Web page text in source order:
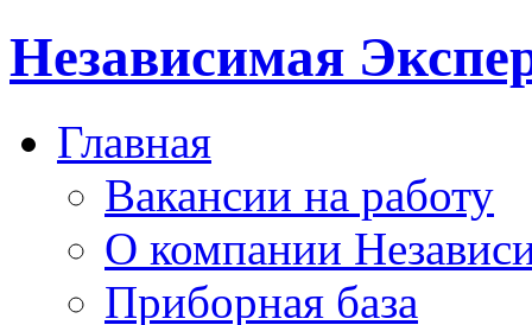
Независимая
Главная
Вакансии на работу
О компании
Приборная база